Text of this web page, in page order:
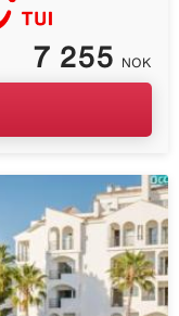
7 255 NOK